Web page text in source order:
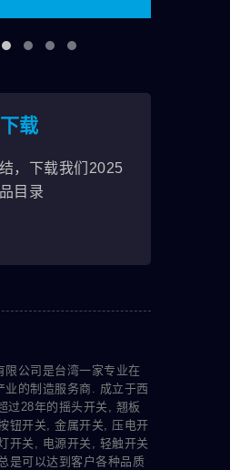
载
，下载我们2025
目录
限公司是台湾一家专业在
业的制造服务商. 成立于西
过28年的摇头开关, 翘板
钮开关, 金属开关, 压电开
开关, 电源开关, 轻触开关
是可以达到客户各种品质